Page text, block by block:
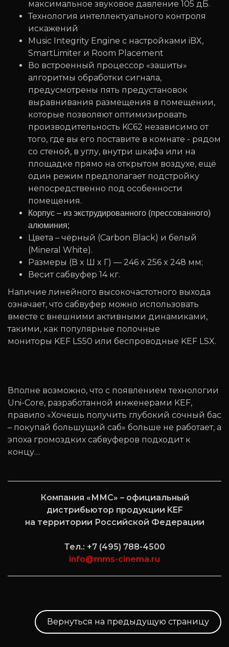
максимальное звуковое давление 105 дБ.
Технология интеллектуального контроля
искажений
Music Integrity Engine с настройками iBX,
SmartLimiter и Room Placement
Во встроенный процессор «зашиты»
алгоритмы обработки сигнала,
предусмотрены пять предустановок
выравнивания размещения в помещении,
которые позволяют оптимизировать
производительность KC62 независимо от
того, где вы его поставите в комнате - рядом
со стеной, в углу, внутри шкафа или на
площадке прямо на открытом воздухе, ещё
один режим предполагает подстройку
непосредственно под особенности
помещения.
Корпус – из экструдированного (прессованного)
алюминия;
Цвета – чёрный (Carbon Black) и белый
(Mineral White).
Размеры (В x Ш x Г) — 246 x 256 x 248 мм;
Весит сабвуфер 14 кг.
Наличие линейного высокочастотного выхода
означает, что сабвуфер можно использовать
вместе с внешними активными динамиками,
такими, как популярные полочные
мониторы KEF LS50 или беспроводные KEF LSX.
Вполне возможно, что с появлением технологии
Uni-Core, разработанной инженерами KEF,
правило «Хочешь получить глубокий сочный бас
– покупай большущий саб» больше не работает, а
эпоха громоздких сабвуферов подходит к
концу…
Компания «ММС» – официальный
дистрибьютор продукции KEF
на территории Российской Федерации
Тел.: +7 (495) 788-4500
info@mms-cinema.ru
Вернуться на предыдущую страницу